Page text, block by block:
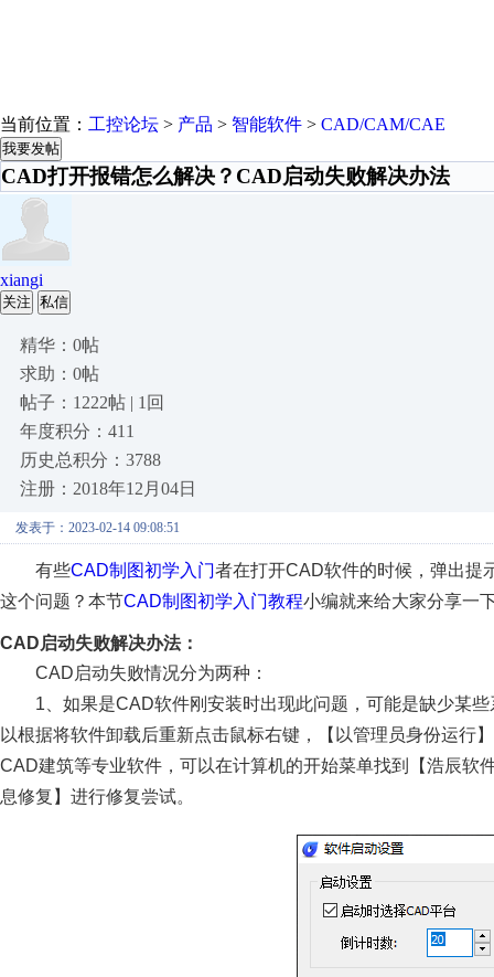
当前位置： 工控论坛 > 产品 > 智能软件 > CAD/CAM/CAE
我要发帖
CAD打开报错怎么解决？CAD启动失败解决办法
xiangi
关注 私信
精华：0帖
求助：0帖
帖子：1222帖 | 1回
年度积分：411
历史总积分：3788
注册：2018年12月04日
发表于：2023-02-14 09:08:51
有些CAD制图初学入门者在打开CAD软件的时候，弹出提
这个问题？本节CAD制图初学入门教程小编就来给大家分享一
CAD启动失败解决办法：
CAD启动失败情况分为两种：
1、如果是CAD软件刚安装时出现此问题，可能是缺少某
以根据将软件卸载后重新点击鼠标右键，【以管理员身份运行
CAD建筑等专业软件，可以在计算机的开始菜单找到【浩辰软
息修复】进行修复尝试。